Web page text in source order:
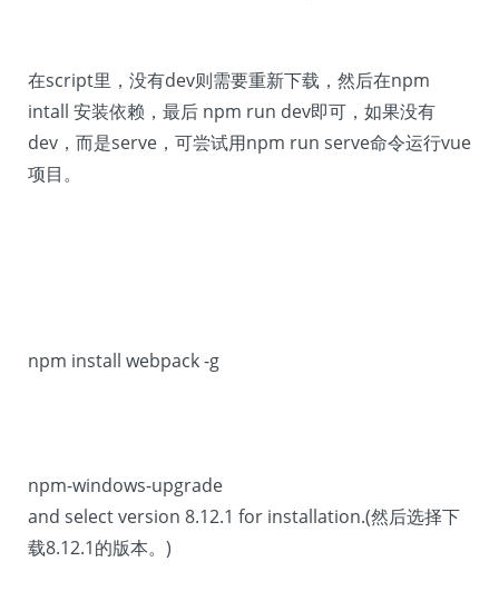
在script里，没有dev则需要重新下载，然后在npm
intall 安装依赖，最后 npm run dev即可，如果没有
dev，而是serve，可尝试用npm run serve命令运行vue
项目。
npm install webpack -g
npm-windows-upgrade
and select version 8.12.1 for installation.(然后选择下
载8.12.1的版本。)